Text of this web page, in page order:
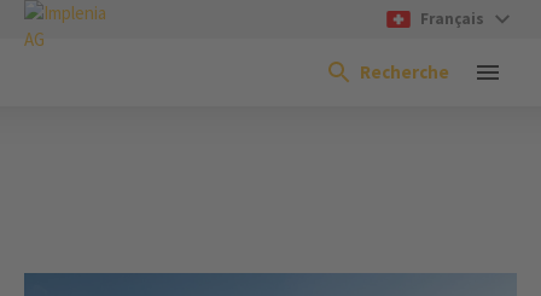
Français
Recherche